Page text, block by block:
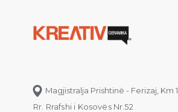
Magjistralja Prishtinë - Ferizaj, Km 1
Rr. Rrafshi i Kosovës Nr.52